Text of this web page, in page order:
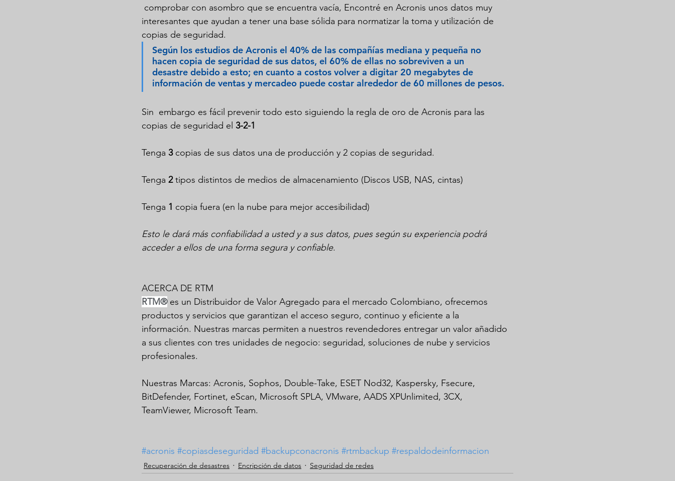
comprobar con asombro que se encuentra vacía, Encontré en Acronis unos datos muy
interesantes que ayudan a tener una base sólida para normatizar la toma y utilización de
copias de seguridad.
Según los estudios de Acronis el 40% de las compañías mediana y pequeña no
hacen copia de seguridad de sus datos, el 60% de ellas no sobreviven a un
desastre debido a esto; en cuanto a costos volver a digitar 20 megabytes de
información de ventas y mercadeo puede costar alrededor de 60 millones de pesos.
Sin  embargo es fácil prevenir todo esto siguiendo la regla de oro de Acronis para las
copias de seguridad el 3-2-1
Tenga 3 copias de sus datos una de producción y 2 copias de seguridad.
Tenga 2 tipos distintos de medios de almacenamiento (Discos USB, NAS, cintas)
Tenga 1 copia fuera (en la nube para mejor accesibilidad)
Esto le dará más confiabilidad a usted y a sus datos, pues según su experiencia podrá
acceder a ellos de una forma segura y confiable.
ACERCA DE RTM
RTM® es un Distribuidor de Valor Agregado para el mercado Colombiano, ofrecemos
productos y servicios que garantizan el acceso seguro, continuo y eficiente a la
información. Nuestras marcas permiten a nuestros revendedores entregar un valor añadido
a sus clientes con tres unidades de negocio: seguridad, soluciones de nube y servicios
profesionales.
Nuestras Marcas: Acronis, Sophos, Double-Take, ESET Nod32, Kaspersky, Fsecure,
BitDefender, Fortinet, eScan, Microsoft SPLA, VMware, AADS XPUnlimited, 3CX,
TeamViewer, Microsoft Team.
#acronis #copiasdeseguridad #backupconacronis #rtmbackup #respaldodeinformacion
Recuperación de desastres Encripción de datos Seguridad de redes